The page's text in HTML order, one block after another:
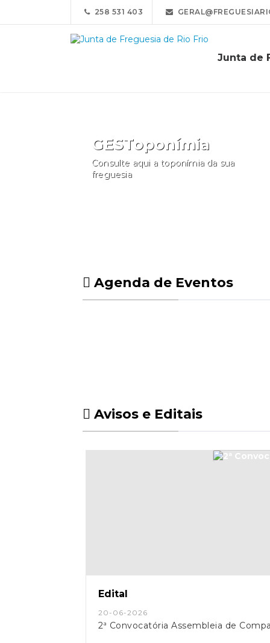
258 531 403
Junta de
GESToponímia
Consulte aqui a toponímia da sua
freguesia
Agenda de Eventos
Avisos e Editais
Edital
20-06-2026
2ª Convocatória Assembleia de